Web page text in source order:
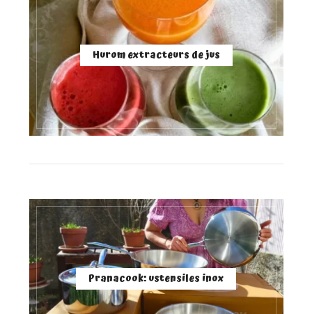
Hurom extracteurs de jus
Pranacook: ustensiles inox